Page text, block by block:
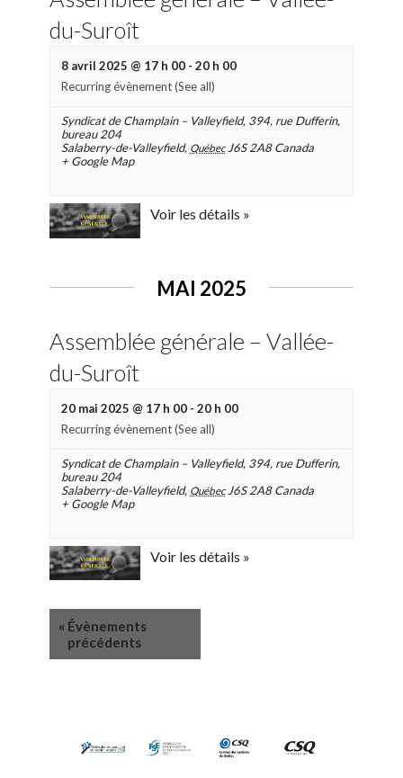
du-Suroît
8 avril 2025 @ 17 h 00 - 20 h 00
Recurring évènement(See all)
Syndicat de Champlain – Valleyfield, 394, rue Dufferin,
bureau 204
Salaberry-de-Valleyfield, Québec J6S 2A8 Canada
+ Google Map
Voir les détails »
MAI 2025
Assemblée générale – Vallée-
du-Suroît
20 mai 2025 @ 17 h 00 - 20 h 00
Recurring évènement(See all)
Syndicat de Champlain – Valleyfield, 394, rue Dufferin,
bureau 204
Salaberry-de-Valleyfield, Québec J6S 2A8 Canada
+ Google Map
Voir les détails »
« Évènements
précédents